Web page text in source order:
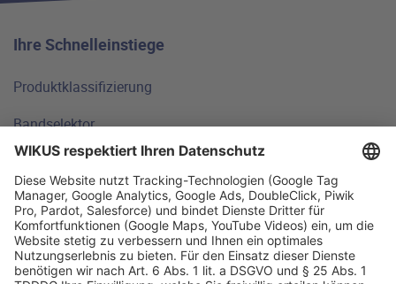
Ihre Schnelleinstiege
Produktklassifizierung
Bandselektor
Technische Grundlagen
FAQ
Standorte
Warum WIKUS